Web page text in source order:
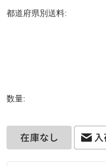
都道府県別送料:
数量: